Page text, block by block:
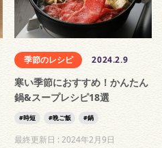
季節のレシピ 2024.2.9
寒い季節におすすめ！かんたん
鍋&スープレシピ18選
時短 晩ご飯 鍋
最終更新日 :2024年2月9日